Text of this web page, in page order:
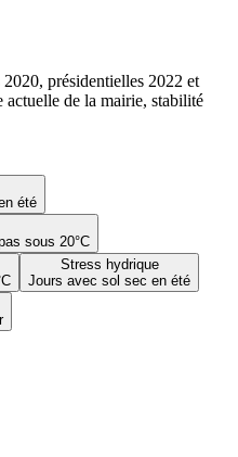
été
sous 20°C
Stress hydrique
Jours avec sol sec en été
présidentielles 2022 et
de la mairie, stabilité